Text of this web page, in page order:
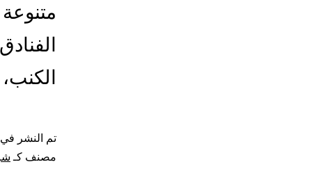
تم النشر في
مصنف كـ